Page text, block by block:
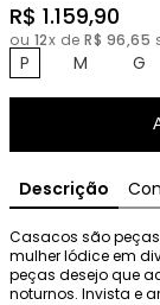
R$ 1.159,90
ou 12x de R$ 96,65
P M G
Descrição
Casacos são
mulher Iódice em
peças desejo que
noturnos. Invista e